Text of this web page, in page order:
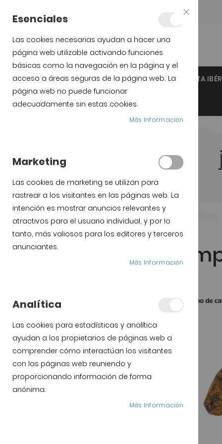
INICIO JAMÓN IBÉRICO DE GUIJUELO PALETA
SOPORTES JAMÓN Y CUCHILLOS
Jamón de Guijuelo&Jamón Ibérico
Jamon cebo de
Esenciales
Las cookies necesarias ayudan a hacer una
página web utilizable activando funciones
básicas como la navegación en la página y el
acceso a áreas seguras de la página web. La
página web no puede funcionar
adecuadamente sin estas cookies.
Más Información
Marketing
Las cookies de marketing se utilizan para
rastrear a los visitantes en las páginas web. La
intención es mostrar anuncios relevantes y
atractivos para el usuario individual, y por lo
tanto, más valiosos para los editores y terceros
anunciantes.
Más Información
Analítica
Las cookies para estadísticas y analítica
ayudan a los propietarios de páginas web a
comprender cómo interactúan los visitantes
con las páginas web reuniendo y
proporcionando información de forma
anónima.
Más Información